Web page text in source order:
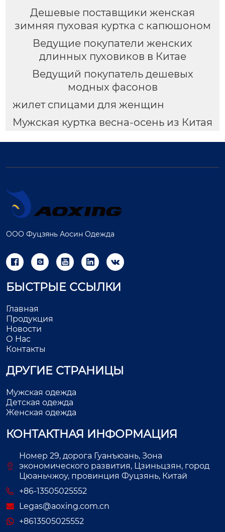
Дешевые поставщики женская
зимняя пуховая куртка с капюшоном
Ведущие покупатели женских
длинных пуховиков в Китае
Ведущий покупатель дешевых
модных фасонов
жилет спицами для женщин
Мужская куртка весна-осень из Китая
ООО Фуцзянь Аосин Одежда
    
БЫСТРЫЕ ССЫЛКИ
Главная
Продукция
Новости
О Нас
Контакты
ДРУГИЕ СТРАНИЦЫ
Мужская одежда
Детская одежда
Женская одежда
КОНТАКТНАЯ ИНФОРМАЦИЯ
Номер 29, дорога Гуанъюань, Зона
экономического развития, Цзиньцзян, город
Цюаньчжоу, провинция Фуцзянь, Китай
+86-13505025552
Legas@aoxing.com.cn
+8613505025552